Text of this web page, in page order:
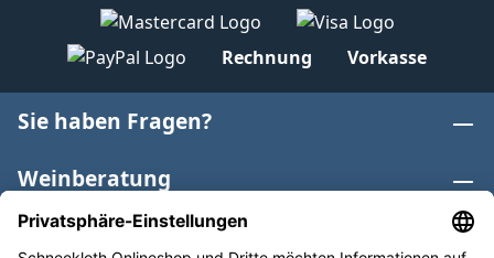
Rechnung Vorkasse
Sie haben Fragen?
Weinberatung
Informationen